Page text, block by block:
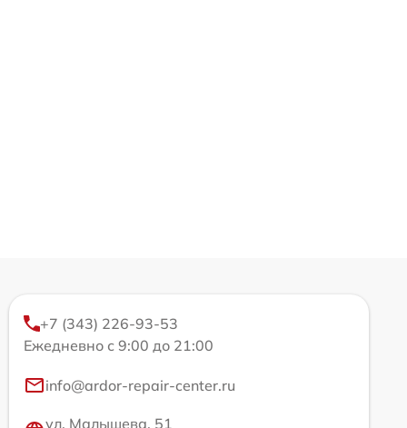
+7 (343) 226-93-53
Ежедневно с 9:00 до 21:00
info@ardor-repair-center.ru
ул. Малышева, 51